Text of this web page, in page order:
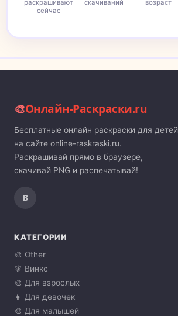
раскрашивают
сейчас
скачиваний возраст
🎨Онлайн-Раскраски.ru
Бесплатные онлайн раскраски для детей
на сайте online-raskraski.ru.
Раскрашивай прямо в браузере,
скачивай PNG и распечатывай!
В
КАТЕГОРИИ
🎨 Other
🧚 Винкс
🎨 Для взрослых
👧 Для девочек
🎨 Для малышей